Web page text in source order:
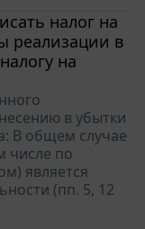
налог на
реализации в
на
в убытки
В общем случае
числе по
является
(пп. 5, 12